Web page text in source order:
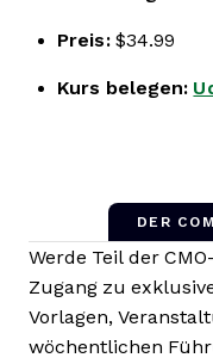
Preis:$34.99
Kurs belegen:
DER
Werde Teil der
Zugang zu
Vorlagen,
wöchentlichen